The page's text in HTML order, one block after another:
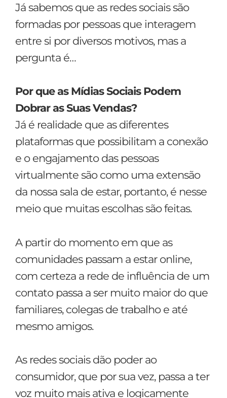
Já sabemos que as redes sociais são
formadas por pessoas que interagem
entre si por diversos motivos, mas a
pergunta é…
Por que as Mídias Sociais Podem
Dobrar as Suas Vendas?
Já é realidade que as diferentes
plataformas que possibilitam a conexão
e o engajamento das pessoas
virtualmente são como uma extensão
da nossa sala de estar, portanto, é nesse
meio que muitas escolhas são feitas.
A partir do momento em que as
comunidades passam a estar online,
com certeza a rede de influência de um
contato passa a ser muito maior do que
familiares, colegas de trabalho e até
mesmo amigos.
As redes sociais dão poder ao
consumidor, que por sua vez, passa a ter
voz muito mais ativa e logicamente